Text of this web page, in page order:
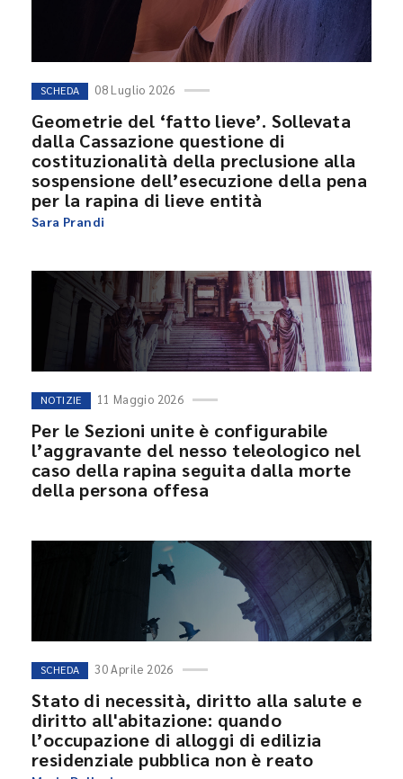
SCHEDA 08 Luglio 2026
Geometrie del ‘fatto lieve’. Sollevata
dalla Cassazione questione di
costituzionalità della preclusione alla
sospensione dell’esecuzione della pena
per la rapina di lieve entità
Sara Prandi
NOTIZIE 11 Maggio 2026
Per le Sezioni unite è configurabile
l’aggravante del nesso teleologico nel
caso della rapina seguita dalla morte
della persona offesa
SCHEDA 30 Aprile 2026
Stato di necessità, diritto alla salute e
diritto all'abitazione: quando
l’occupazione di alloggi di edilizia
residenziale pubblica non è reato